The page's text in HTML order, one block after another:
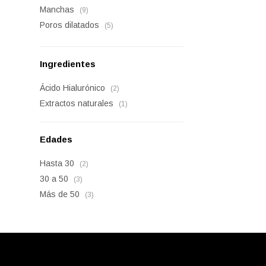
Manchas (9)
Poros dilatados (5)
Ingredientes
Ácido Hialurónico (2)
Extractos naturales (1)
Edades
Hasta 30 (2)
30 a 50 (3)
Más de 50 (3)